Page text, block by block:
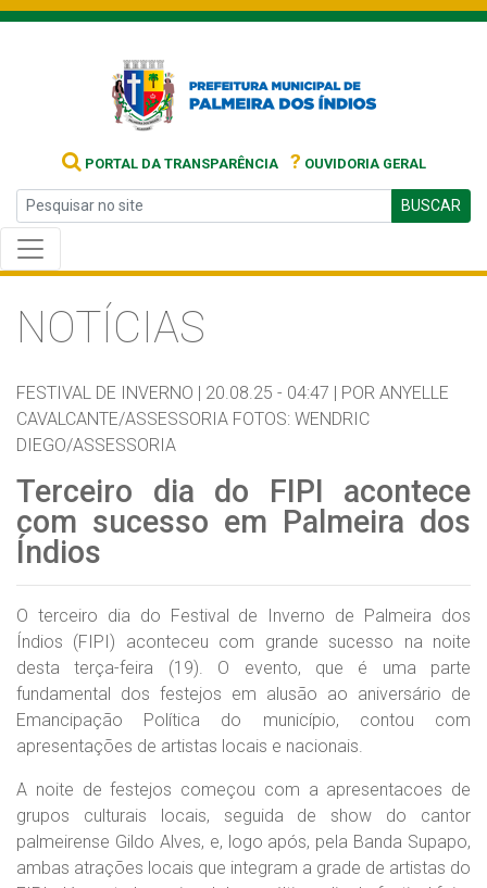
PORTAL DA TRANSPARÊNCIA ? OUVIDORIA GERAL
BUSCAR
NOTÍCIAS
FESTIVAL DE INVERNO | 20.08.25 - 04:47 | POR ANYELLE
CAVALCANTE/ASSESSORIA FOTOS: WENDRIC
DIEGO/ASSESSORIA
Terceiro dia do FIPI acontece
com sucesso em Palmeira dos
Índios
O terceiro dia do Festival de Inverno de Palmeira dos
Índios (FIPI) aconteceu com grande sucesso na noite
desta terça-feira (19). O evento, que é uma parte
fundamental dos festejos em alusão ao aniversário de
Emancipação Política do município, contou com
apresentações de artistas locais e nacionais.
A noite de festejos começou com a apresentacoes de
grupos culturais locais, seguida de show do cantor
palmeirense Gildo Alves, e, logo após, pela Banda Supapo,
ambas atrações locais que integram a grade de artistas do